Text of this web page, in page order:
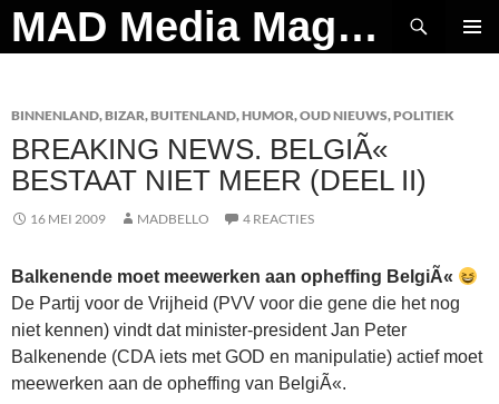
Ga
naar
MAD Media Magazine
Zoeken
BINNENLAND,BIZAR,BUITENLAND,HUMOR,OUD NIEUWS,POLITIEK
BREAKING NEWS. BELGIÃ«
BESTAAT NIET MEER (DEEL II)
16 MEI 2009 MADBELLO 4 REACTIES
Balkenende moet meewerken aan opheffing BelgiÃ«
De Partij voor de Vrijheid (PVV voor die gene die het nog
niet kennen) vindt dat minister-president Jan Peter
Balkenende (CDA iets met GOD en manipulatie) actief moet
meewerken aan de opheffing van BelgiÃ«.